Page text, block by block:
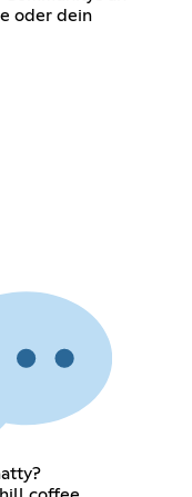
oder dein